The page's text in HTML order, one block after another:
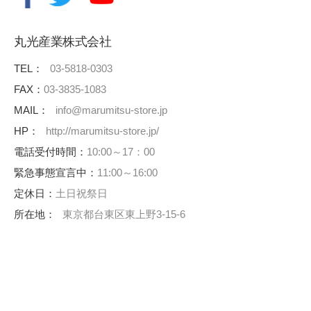
丸光産業株式会社
TEL：
03-5818-0303
FAX： 03-3835-1083
MAIL：
info@marumitsu-store.jp
HP：
http://marumitsu-store.jp/
電話受付時間： 10:00～17：00
緊急事態宣言中： 11:00～16:00
定休日： 土日祝祭日
所在地：
東京都台東区東上野3-15-6